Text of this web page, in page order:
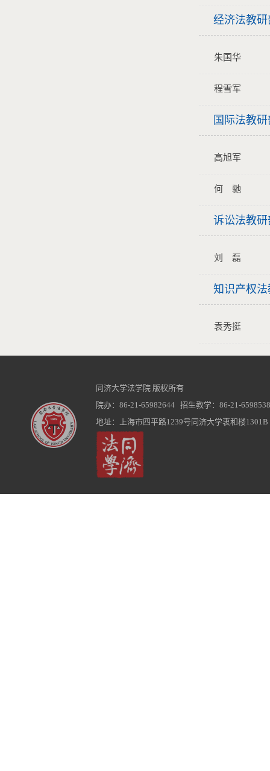
经济法教研
朱国华
程雪军
国际法教研
高旭军
何 驰
诉讼法教研
刘 磊
知识产权
袁秀挺
同济大学法学院 版权所有
院办：86-21-65982644 招生教学：86-21-
地址：上海市四平路1239号同济大学衷和楼1301B